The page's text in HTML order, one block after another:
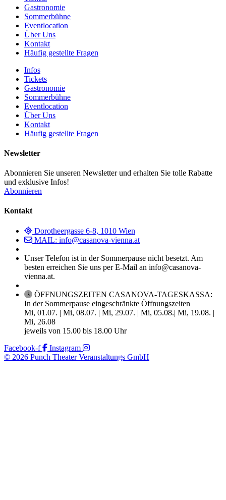
Gastronomie
Sommerbühne
Eventlocation
Über Uns
Kontakt
Häufig gestellte Fragen
Infos
Tickets
Gastronomie
Sommerbühne
Eventlocation
Über Uns
Kontakt
Häufig gestellte Fragen
Newsletter
Abonnieren Sie unseren Newsletter und erhalten Sie tolle Rabatte
und exklusive Infos!
Abonnieren
Kontakt
Dorotheergasse 6-8, 1010 Wien
MAIL: info@casanova-vienna.at
Unser Telefon ist in der Sommerpause nicht besetzt. Am
besten erreichen Sie uns per E-Mail an info@casanova-
vienna.at.
ÖFFNUNGSZEITEN CASANOVA-TAGESKASSA:
In der Sommerpause eingeschränkte Öffnungszeiten
Mi, 01.07. | Mi, 08.07. | Mi, 29.07. | Mi, 05.08.| Mi, 19.08. |
Mi, 26.08
jeweils von 15.00 bis 18.00 Uhr
Facebook-f
Instagram
© 2026 Punch Theater Veranstaltungs GmbH